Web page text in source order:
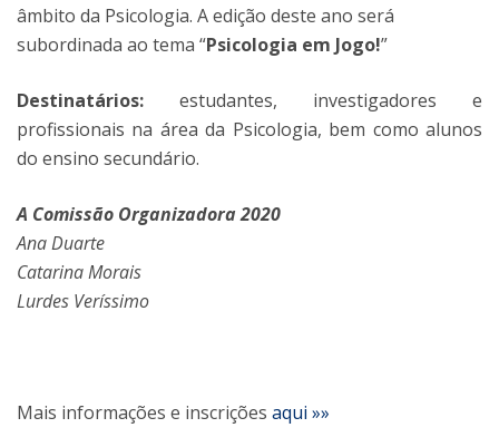
âmbito da Psicologia. A edição deste ano será
subordinada ao tema “Psicologia em Jogo!”
Destinatários: estudantes, investigadores e
profissionais na área da Psicologia, bem como alunos
do ensino secundário.
A Comissão Organizadora 2020
Ana Duarte
Catarina Morais
Lurdes Veríssimo
Mais informações e inscrições aqui »»